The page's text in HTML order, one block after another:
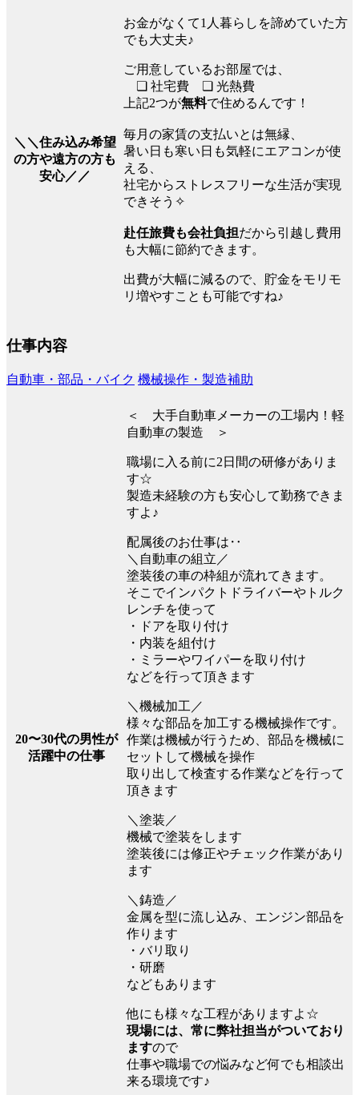
＼＼住み込み希望
の方や遠方の方も
安心／／
お金がなくて1人暮らしを諦めていた方
でも大丈夫♪
ご用意しているお部屋では、
❏ 社宅費 ❏ 光熱費
上記2つが無料で住めるんです！
毎月の家賃の支払いとは無縁、
暑い日も寒い日も気軽にエアコンが使
える、
社宅からストレスフリーな生活が実現
できそう✧
赴任旅費も会社負担だから引越し費用
も大幅に節約できます。
出費が大幅に減るので、貯金をモリモ
リ増やすことも可能ですね♪
仕事内容
自動車・部品・バイク 機械操作・製造補助
20〜30代の男性が
活躍中の仕事
＜ 大手自動車メーカーの工場内！軽
自動車の製造 ＞
職場に入る前に2日間の研修がありま
す☆
製造未経験の方も安心して勤務できま
すよ♪
配属後のお仕事は‥
＼自動車の組立／
塗装後の車の枠組が流れてきます。
そこでインパクトドライバーやトルク
レンチを使って
・ドアを取り付け
・内装を組付け
・ミラーやワイパーを取り付け
などを行って頂きます
＼機械加工／
様々な部品を加工する機械操作です。
作業は機械が行うため、部品を機械に
セットして機械を操作
取り出して検査する作業などを行って
頂きます
＼塗装／
機械で塗装をします
塗装後には修正やチェック作業があり
ます
＼鋳造／
金属を型に流し込み、エンジン部品を
作ります
・バリ取り
・研磨
などもあります
他にも様々な工程がありますよ☆
現場には、常に弊社担当がついており
ますので
仕事や職場での悩みなど何でも相談出
来る環境です♪